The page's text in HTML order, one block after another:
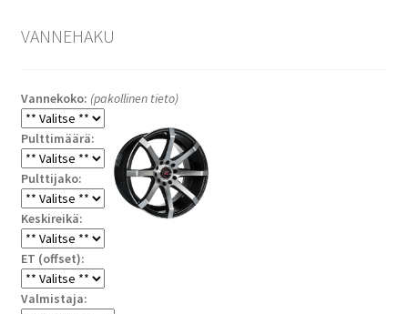
VANNEHAKU
Vannekoko: (pakollinen tieto)
Pulttimäärä:
Pulttijako:
Keskireikä:
ET (offset):
Valmistaja: